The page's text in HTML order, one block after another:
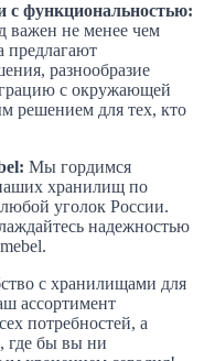
с функциональностью:
важен не менее чем
предлагают
разнообразие
с окружающей
решением для тех, кто
Мы гордимся
хранилищ по
уголок России.
надежностью
с хранилищами для
ассортимент
потребностей, а
где бы вы ни